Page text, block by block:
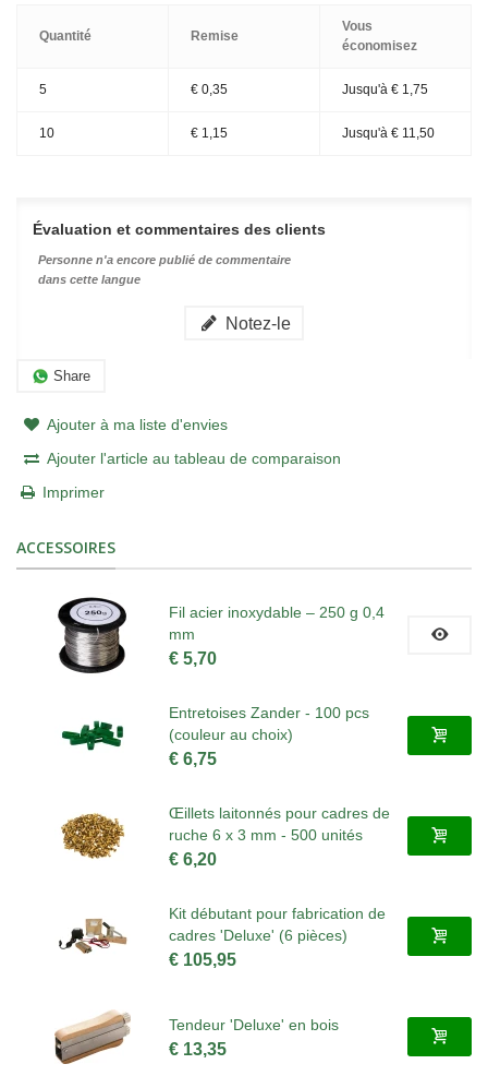
Quantité Remise
Vous
économisez
5 € 0,35 Jusqu'à € 1,75
10 € 1,15 Jusqu'à € 11,50
Évaluation et commentaires des clients
Personne n'a encore publié de commentaire
dans cette langue
Notez-le
Share
Ajouter à ma liste d'envies
Ajouter l'article au tableau de comparaison
Imprimer
ACCESSOIRES
Fil acier inoxydable – 250 g 0,4
mm
€ 5,70
Entretoises Zander - 100 pcs
(couleur au choix)
€ 6,75
Œillets laitonnés pour cadres de
ruche 6 x 3 mm - 500 unités
€ 6,20
Kit débutant pour fabrication de
cadres 'Deluxe' (6 pièces)
€ 105,95
Tendeur 'Deluxe' en bois
€ 13,35